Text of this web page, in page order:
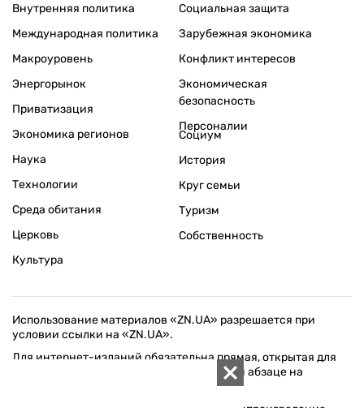
Внутренняя политика
Международная политика
Макроуровень
Энергорынок
Приватизация
Экономика регионов
Социальная защита
Зарубежная экономика
Конфликт интересов
Экономическая
безопасность
Персоналии
Наука
Технологии
Среда обитания
Церковь
Культура
Социум
История
Круг семьи
Туризм
Собственность
Использование материалов «ZN.UA» разрешается при
условии ссылки на «ZN.UA».
Для интернет-изданий обязательна прямая, открытая для
поисковых систем, гиперссылка в первом абзаце на